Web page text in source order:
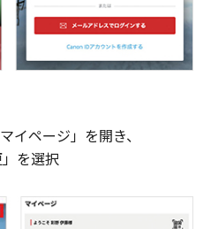
イページ」を開き、
を選択